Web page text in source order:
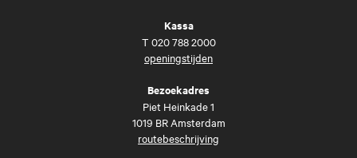
Kassa
T 020 788 2000
openingstijden
Bezoekadres
Piet Heinkade 1
1019 BR Amsterdam
routebeschrijving